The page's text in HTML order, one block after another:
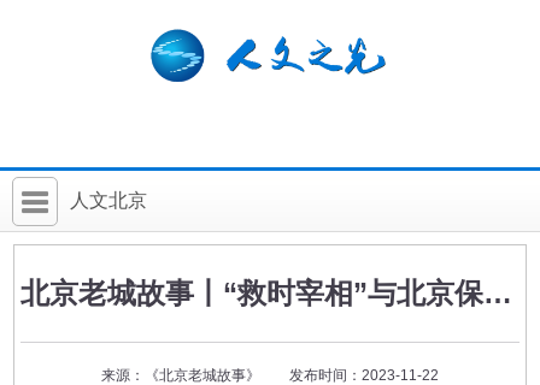
人文北京
社科要闻 北京老城故事丨“救时宰相”与北京保卫战
来源：《北京老城故事》 发布时间：2023-11-22